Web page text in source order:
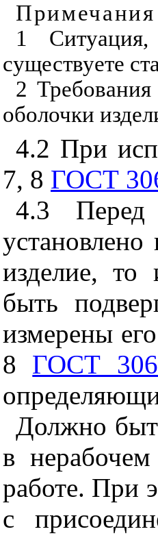
Примечания
1
существуете
2
оболочки
4.2 При
7, 8 ГОСТ
4.3 Перед
изделие, то
быть
измерены
8 ГОСТ
Должно
в
работе. При
с